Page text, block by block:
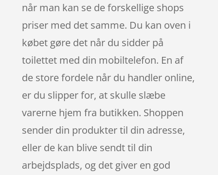
når man kan se de forskellige shops
priser med det samme. Du kan oven i
købet gøre det når du sidder på
toilettet med din mobiltelefon. En af
de store fordele når du handler online,
er du slipper for, at skulle slæbe
varerne hjem fra butikken. Shoppen
sender din produkter til din adresse,
eller de kan blive sendt til din
arbejdsplads, og det giver en god